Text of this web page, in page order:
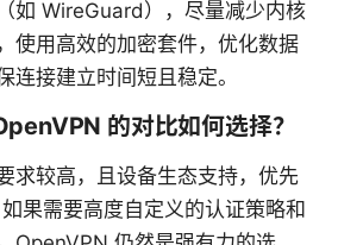
如 WireGuard），尽量减少内核
使用高效的加密套件，优化数据
连接建立时间短且稳定。
的对比如何选择？
求较高，且设备生态支持，优先
果需要高度自定义的认证策略和